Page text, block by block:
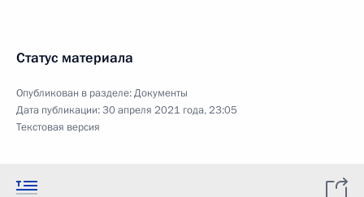
Статус материала
Опубликован в разделе:Документы
Дата публикации:30 апреля 2021 года, 23:05
Текстовая версия